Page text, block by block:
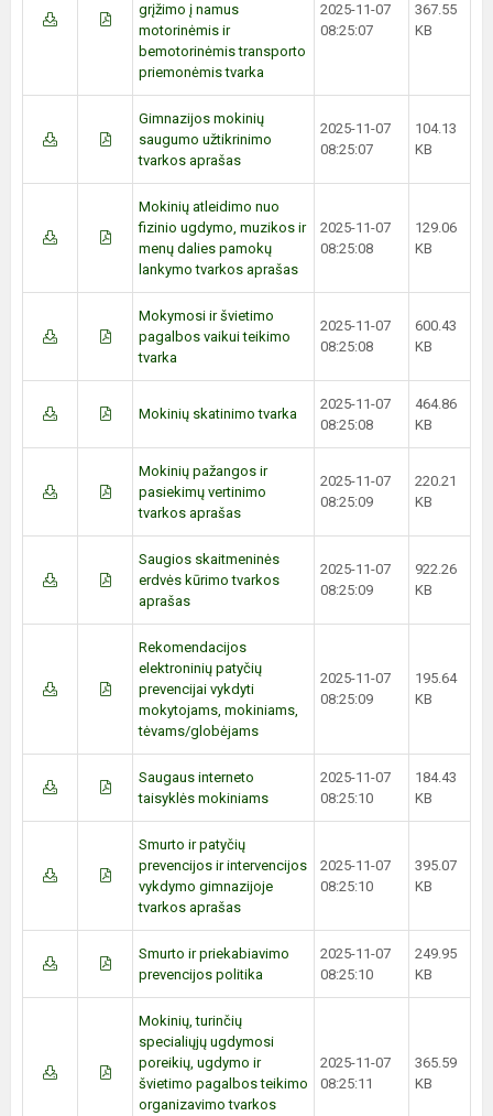
grįžimo į namus
motorinėmis ir
bemotorinėmis transporto
priemonėmis tvarka
2025-11-07
08:25:07
367.55
KB
Gimnazijos mokinių
saugumo užtikrinimo
tvarkos aprašas
2025-11-07
08:25:07
104.13
KB
Mokinių atleidimo nuo
fizinio ugdymo, muzikos ir
menų dalies pamokų
lankymo tvarkos aprašas
2025-11-07
08:25:08
129.06
KB
Mokymosi ir švietimo
pagalbos vaikui teikimo
tvarka
2025-11-07
08:25:08
600.43
KB
Mokinių skatinimo tvarka
2025-11-07
08:25:08
464.86
KB
Mokinių pažangos ir
pasiekimų vertinimo
tvarkos aprašas
2025-11-07
08:25:09
220.21
KB
Saugios skaitmeninės
erdvės kūrimo tvarkos
aprašas
2025-11-07
08:25:09
922.26
KB
Rekomendacijos
elektroninių patyčių
prevencijai vykdyti
mokytojams, mokiniams,
tėvams/globėjams
2025-11-07
08:25:09
195.64
KB
Saugaus interneto
taisyklės mokiniams
2025-11-07
08:25:10
184.43
KB
Smurto ir patyčių
prevencijos ir intervencijos
vykdymo gimnazijoje
tvarkos aprašas
2025-11-07
08:25:10
395.07
KB
Smurto ir priekabiavimo
prevencijos politika
2025-11-07
08:25:10
249.95
KB
Mokinių, turinčių
specialiųjų ugdymosi
poreikių, ugdymo ir
švietimo pagalbos teikimo
organizavimo tvarkos
2025-11-07
08:25:11
365.59
KB